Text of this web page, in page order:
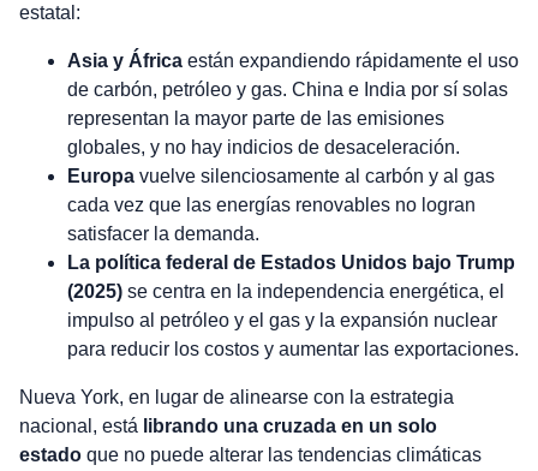
estatal:
Asia y África están expandiendo rápidamente el uso
de carbón, petróleo y gas. China e India por sí solas
representan la mayor parte de las emisiones
globales, y no hay indicios de desaceleración.
Europa vuelve silenciosamente al carbón y al gas
cada vez que las energías renovables no logran
satisfacer la demanda.
La política federal de Estados Unidos bajo Trump
(2025) se centra en la independencia energética, el
impulso al petróleo y el gas y la expansión nuclear
para reducir los costos y aumentar las exportaciones.
Nueva York, en lugar de alinearse con la estrategia
nacional, está librando una cruzada en un solo
estado que no puede alterar las tendencias climáticas